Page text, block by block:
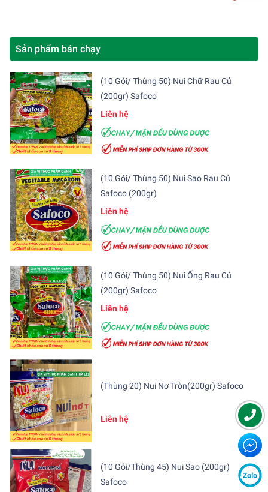
Sản phẩm bán chạy
(10 Gói/ Thùng 50) Nui Chữ Rau Củ
(200gr) Safoco
Liên hệ
(10 Gói/ Thùng 50) Nui Sao Rau Củ
Safoco (200gr)
Liên hệ
(10 Gói/ Thùng 50) Nui Ống Rau Củ
(200gr) Safoco
Liên hệ
(Thùng 20) Nui Nơ Tròn(200gr) Safoco
Liên hệ
(10 Gói/Thùng 45) Nui Sao (200gr)
Safoco